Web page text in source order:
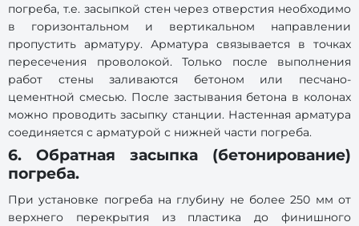
погреба, т.е. засыпкой стен через отверстия необходимо
в горизонтальном и вертикальном направлении
пропустить арматуру. Арматура связывается в точках
пересечения проволокой. Только после выполнения
работ стены заливаются бетоном или песчано-
цементной смесью. После застывания бетона в колонах
можно проводить засыпку станции. Настенная арматура
соединяется с арматурой с нижней части погреба.
6. Обратная засыпка (бетонирование)
погреба.
При установке погреба на глубину не более 250 мм от
верхнего перекрытия из пластика до финишного